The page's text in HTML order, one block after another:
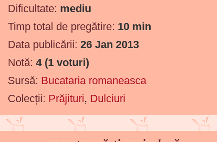
Dificultate: mediu
Timp total de pregătire: 10 min
Data publicării: 26 Jan 2013
Notă: 4(1 voturi)
Sursă: Bucataria romaneasca
Colecții: Prăjituri, Dulciuri